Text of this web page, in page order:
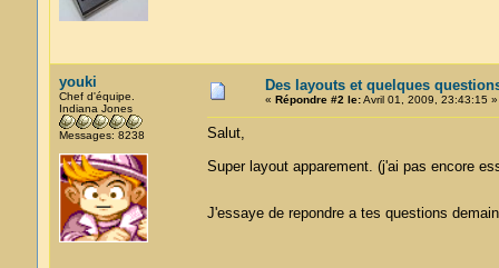
youki
Chef d'équipe.
Indiana Jones
Messages: 8238
Des layouts et quelques
« Répondre #2 le:Avril 01, 2009, 23:43:15 »
Salut,
Super layout apparement. (j'ai pas encore
J'essaye de repondre a tes questions